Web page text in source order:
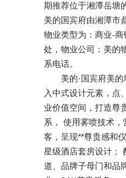
期推荐位于湘潭岳塘
美的国宾府由湘潭市
物业类型为：商业-
处，物业公司：美的
系电话。
美的·国宾府美
入中式设计元素，点
业价值空间，打造尊
系， 使用雾喷技术
客，呈现**尊贵感和
星级酒店套房设计；
道、品牌子母门和品